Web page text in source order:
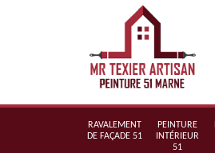
RAVALEMENT
DE FAÇADE 51
PEINTURE
INTÉRIEUR
51